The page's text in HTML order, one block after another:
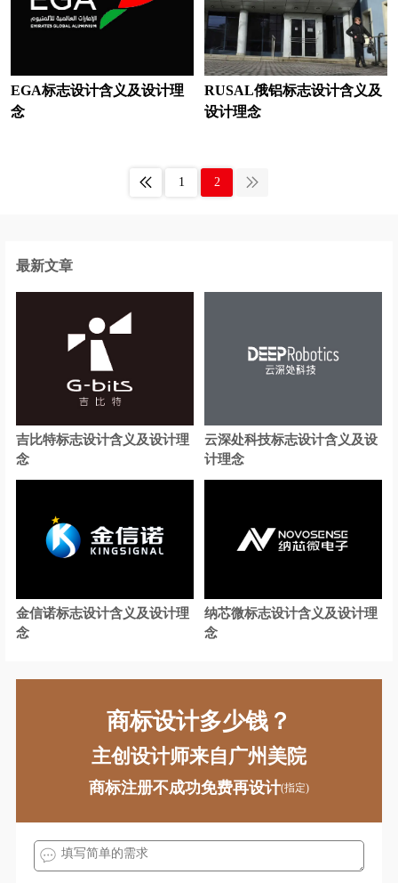
便利店logo设计 北美洲银行logo设计
博物馆logo设计
茶logo设计 茶饮logo设计
瓷砖logo设计
厨电logo设计
超市logo设计
餐饮logo设计 茶餐厅logo设计
城市商业银行logo设计
宠物logo设计
电动车logo设计 地铁logo设计
电力公司logo设计
电商平台logo设计 地产logo设计
地产公司logo设计 电视台logo设计
耳机logo设计 服饰logo设计
服装logo设计 非洲‌银行logo设计
狗粮logo设计 果汁logo设计
EGA标志设计含义及设计理
念
RUSAL俄铝标志设计含义及
设计理念
1 2
最新文章
吉比特标志设计含义及设计理
念
云深处科技标志设计含义及设
计理念
金信诺标志设计含义及设计理
念
纳芯微标志设计含义及设计理
念
商标设计多少钱？
主创设计师来自广州美院
商标注册不成功免费再设计(指定)